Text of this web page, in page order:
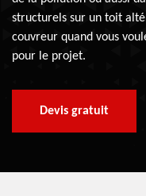
structurels sur un toit
couvreur quand vous
pour le projet.
Devis gratuit